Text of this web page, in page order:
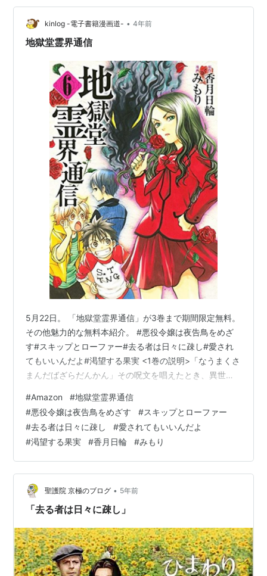
きるかくたばるか！ 終末のハーレム ファンタジア セミ
カラー版 1 (ヤングジャン…
kinlog -電子書籍漫画道- • 4年前
地獄堂霊界通信
5月22日。 「地獄堂霊界通信」が3巻まで期間限定無料。
その他魅力的な無料本紹介。 #悪役令嬢は夜告鳥をめざ
す#スキップとローファー#去る者は日々に疎し#愛され
てもいいんだよ#渇望する果実 <1巻の説明>「なうまくさ
まんだばざらだんかん」その呪文を唱えたとき、異世界
いな）――。町内で知らぬ者とてないこのトリオ、誰が
呼んだか「イタズラ大王三人悪」！この3人が街はずれに
ある薬屋「地獄堂」を訪れたとき、不思議の扉は開かれ
た――！！ 悪役令嬢は夜告鳥をめざす（１） (裏サンデ
ー女子部) 作者:さと,小田すずか 小学館 Amazon スキッ
プとローファ…
#Amazon #地獄堂霊界通信
#悪役令嬢は夜告鳥をめざす #スキップとローファー
#去る者は日々に疎し #愛されてもいいんだよ
#渇望する果実 #香月日輪 #みもり
聖護院 京極のブログ • 5年前
「去る者は日々に疎し」